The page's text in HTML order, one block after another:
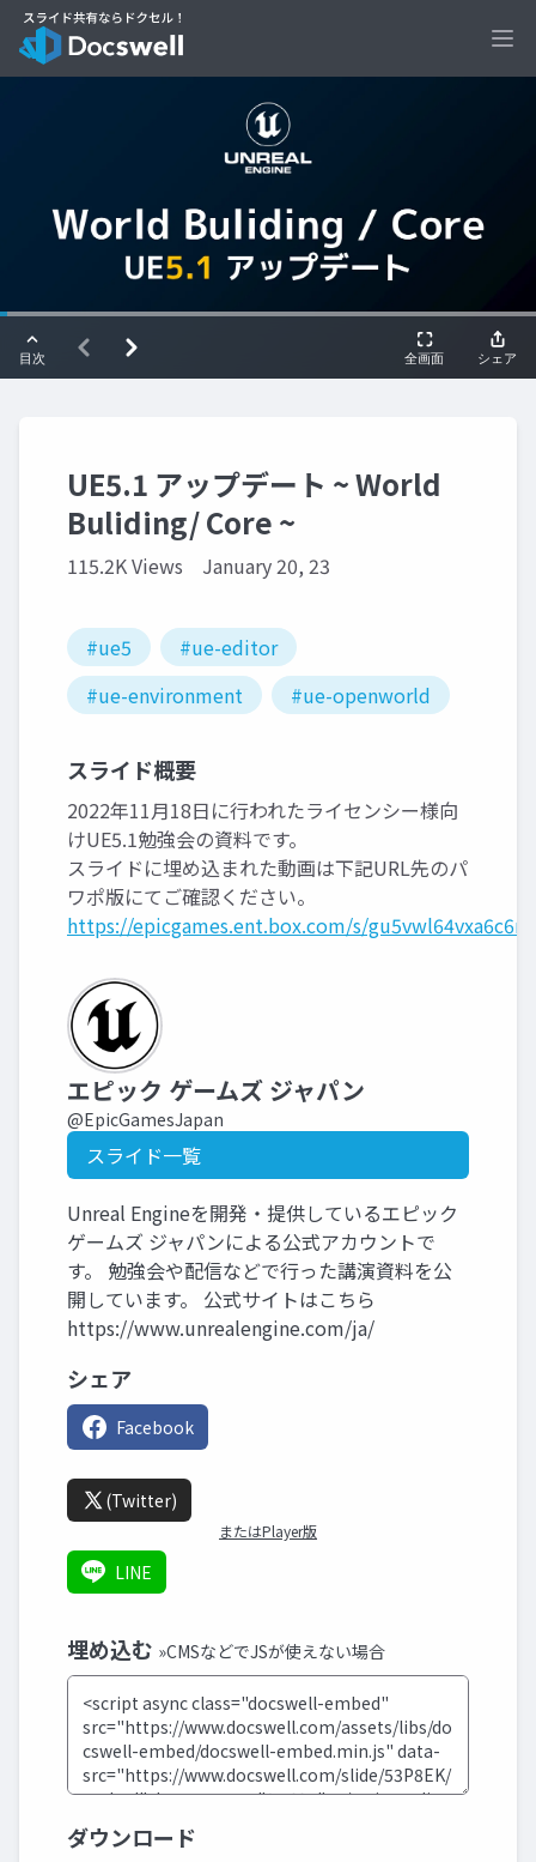
UE5.1 アップデート ~ World
Buliding/ Core ~
115.2K Views January 20, 23
#ue5
#ue-editor
#ue-environment
#ue-openworld
スライド概要
2022年11月18日に行われたライセンシー様向
けUE5.1勉強会の資料です。
スライドに埋め込まれた動画は下記URL先のパ
ワポ版にてご確認ください。
https://epicgames.ent.box.com/s/
エピック ゲームズ ジャパン
@EpicGamesJapan
スライド一覧
Unreal Engineを開発・提供しているエピック
ゲームズ ジャパンによる公式アカウントで
す。 勉強会や配信などで行った講演資料を公
開しています。 公式サイトはこちら
https://www.unrealengine.com/ja/
シェア
Facebook
(Twitter)
またはPlayer版
LINE
埋め込む »CMSなどでJSが使えない場合
ダウンロード